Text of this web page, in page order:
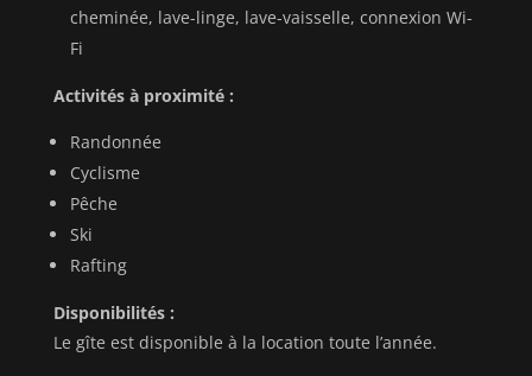
cheminée, lave-linge, lave-vaisselle, connexion Wi-
Fi
Activités à proximité :
Randonnée
Cyclisme
Pêche
Ski
Rafting
Disponibilités :
Le gîte est disponible à la location toute l’année.